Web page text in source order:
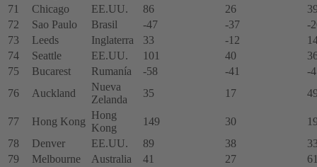
71
Chicago EE.UU. 86 26
72
Sao Paulo Brasil -47 -37
-
73
Leeds Inglaterra 33 -12
74
Seattle EE.UU. 101 40
75
Bucarest Rumanía -58 -41
-
76
Auckland
Nueva
Zelanda
35 17
77 Hong Kong
Hong
Kong
149 30
78
Denver EE.UU. 89 38
79
Melbourne Australia 41 27